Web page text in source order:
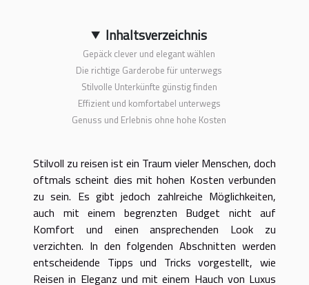
Inhaltsverzeichnis
Gepäck clever und elegant wählen
Die richtige Garderobe für unterwegs
Stilvolle Unterkünfte günstig finden
Effizient und komfortabel unterwegs
Genuss und Erlebnis ohne hohe Kosten
Stilvoll zu reisen ist ein Traum vieler Menschen, doch
oftmals scheint dies mit hohen Kosten verbunden
zu sein. Es gibt jedoch zahlreiche Möglichkeiten,
auch mit einem begrenzten Budget nicht auf
Komfort und einen ansprechenden Look zu
verzichten. In den folgenden Abschnitten werden
entscheidende Tipps und Tricks vorgestellt, wie
Reisen in Eleganz und mit einem Hauch von Luxus